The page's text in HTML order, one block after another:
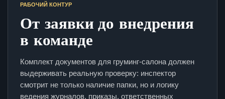
РАБОЧИЙ КОНТУР
От заявки до внедрения
в команде
Комплект документов для груминг-салона должен
выдерживать реальную проверку: инспектор
смотрит не только наличие папки, но и логику
ведения журналов, приказы, ответственных